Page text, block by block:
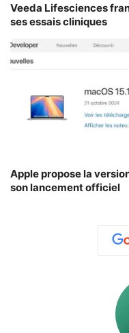
Veeda Lifesciences
ses essais cliniques
Apple propose la
son lancement officiel